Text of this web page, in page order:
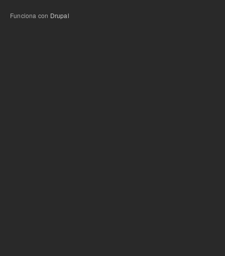
Funciona con Drupal